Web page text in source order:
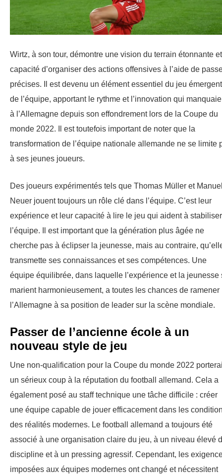
Wirtz, à son tour, démontre une vision du terrain étonnante
capacité d’organiser des actions offensives à l’aide de
précises. Il est devenu un élément essentiel du jeu émergent
de l’équipe, apportant le rythme et l’innovation qui
à l’Allemagne depuis son effondrement lors de la Coupe du
monde 2022. Il est toutefois important de noter que la
transformation de l’équipe nationale allemande ne se limite
à ses jeunes joueurs.
Des joueurs expérimentés tels que Thomas Müller et
Neuer jouent toujours un rôle clé dans l’équipe. C’est leur
expérience et leur capacité à lire le jeu qui aident à stabiliser
l’équipe. Il est important que la génération plus âgée ne
cherche pas à éclipser la jeunesse, mais au contraire,
transmette ses connaissances et ses compétences. Une
équipe équilibrée, dans laquelle l’expérience et la jeunesse
marient harmonieusement, a toutes les chances de ramener
l’Allemagne à sa position de leader sur la scène mondiale.
Passer de l’ancienne école à un
nouveau style de jeu
Une non-qualification pour la Coupe du monde 2022
un sérieux coup à la réputation du football allemand. Cela a
également posé au staff technique une tâche difficile : créer
une équipe capable de jouer efficacement dans les
des réalités modernes. Le football allemand a toujours été
associé à une organisation claire du jeu, à un niveau élevé
discipline et à un pressing agressif. Cependant, les
imposées aux équipes modernes ont changé et nécessitent